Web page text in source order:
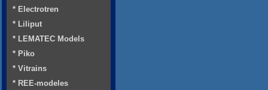
* Electrotren
* Liliput
* LEMATEC Models
* Piko
* Vitrains
* REE-modeles